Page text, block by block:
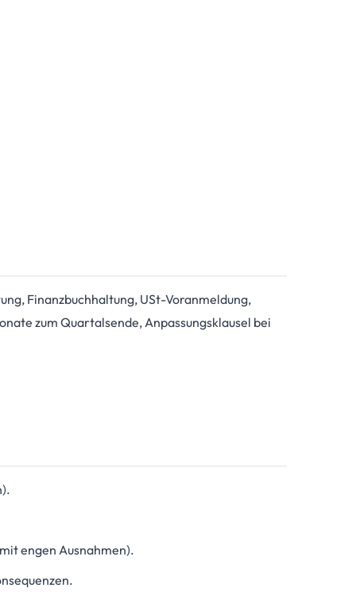
Finanzbuchhaltung, USt-Voranmeldung,
zum Quartalsende, Anpassungsklausel bei
engen Ausnahmen).